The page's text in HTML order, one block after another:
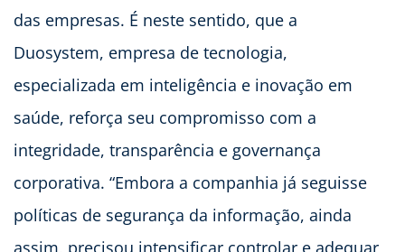
das empresas. É neste sentido, que a
Duosystem, empresa de tecnologia,
especializada em inteligência e inovação em
saúde, reforça seu compromisso com a
integridade, transparência e governança
corporativa. “Embora a companhia já seguisse
políticas de segurança da informação, ainda
assim, precisou intensificar controlar e adequar